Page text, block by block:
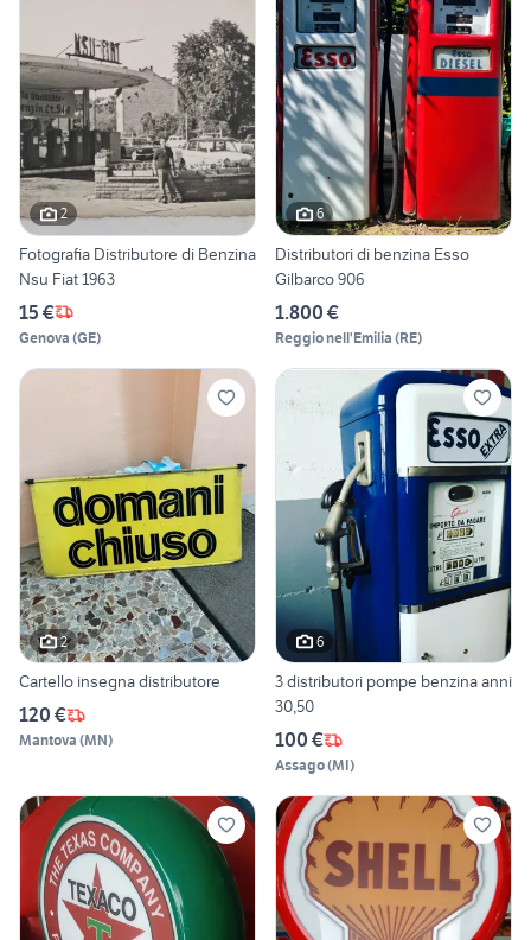
2
Fotografia Distributore di Benzina
Nsu Fiat 1963
15 €
Genova (GE)
6
Distributori di benzina Esso
Gilbarco 906
1.800 €
Reggio nell'Emilia (RE)
2
Cartello insegna distributore
120 €
Mantova (MN)
6
3 distributori pompe benzina anni
30,50
100 €
Assago(MI)